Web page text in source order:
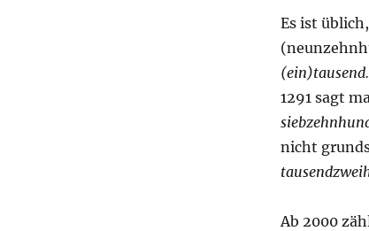
Es ist
1291 sagt
nicht
Ab 2000